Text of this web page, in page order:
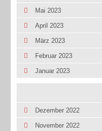
Mai 2023
April 2023
März 2023
Februar 2023
Januar 2023
Dezember 2022
November 2022